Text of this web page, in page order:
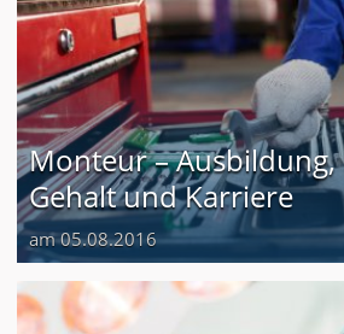
Monteur –
Gehalt und Karriere
am 05.08.2016